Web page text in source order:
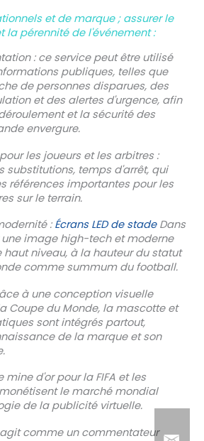
et de marque ; assurer le
la pérennité de l'événement :
: ce service peut être utilisé
publiques, telles que
de personnes disparues, des
et des alertes d'urgence, afin
et la sécurité des
envergure.
les joueurs et les arbitres :
substitutions, temps d'arrêt, qui
références importantes pour les
sur le terrain.
: Écrans LED de stadeDans
une image high-tech et moderne
haut niveau, à la hauteur du statut
comme summum du football.
à une conception visuelle
Coupe du Monde, la mascotte et
sont intégrés partout,
de la marque et son
mine d'or pour la FIFA et les
le marché mondial
de la publicité virtuelle.
comme un commentateur